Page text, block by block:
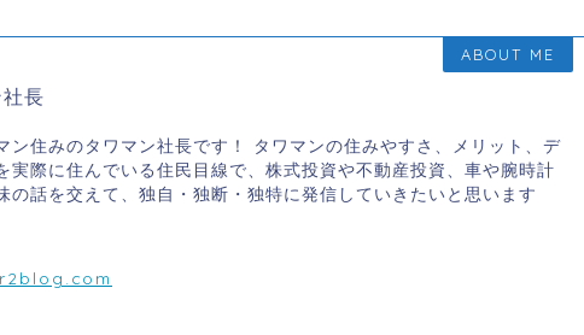
ABOUT ME
長
ン住みのタワマン社長です！ タワマンの住みやすさ、メリット、デ
実際に住んでいる住民目線で、株式投資や不動産投資、車や腕時計
の話を交えて、独自・独断・独特に発信していきたいと思います